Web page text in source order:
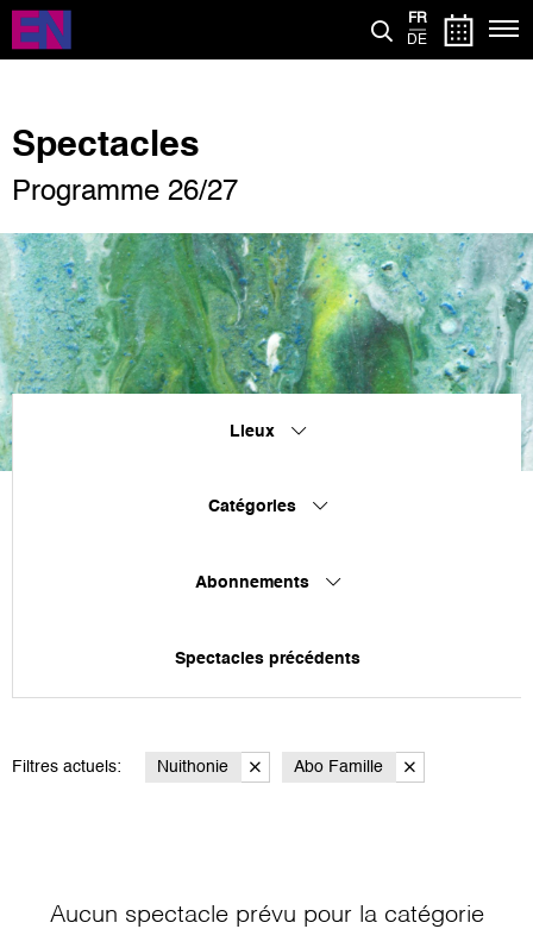
Aller
contenu
FR
DE
Spectacles
Programme 26/27
Lieux
Catégories
Abonnements
Spectacles précédents
Filtres actuels: Nuithonie Abo Famille
Aucun spectacle prévu pour la catégorie